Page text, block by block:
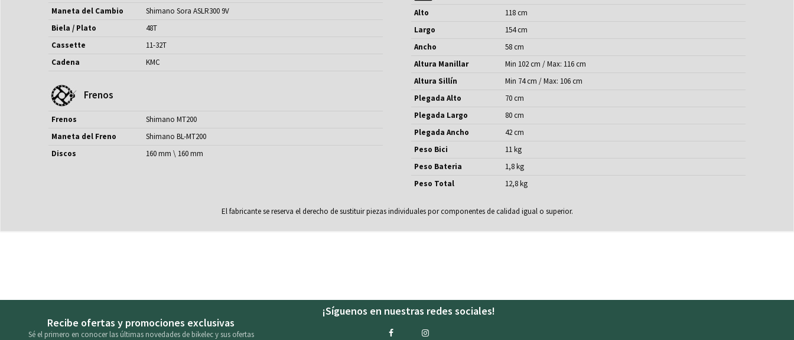
Maneta del Cambio
Shimano Sora ASLR300 9V
Biela / Plato
48T
Cassette
11-32T
Cadena
KMC
Frenos
Frenos
Shimano MT200
Maneta del Freno
Shimano BL-MT200
Discos
160 mm \ 160 mm
Alto
118 cm
Largo
154 cm
Ancho
58 cm
Altura Manillar
Min 102 cm / Max: 116 cm
Altura Sillín
Min 74 cm / Max: 106 cm
Plegada Alto
70 cm
Plegada Largo
80 cm
Plegada Ancho
42 cm
Peso Bici
11 kg
Peso Bateria
1,8 kg
Peso Total
12,8 kg
El fabricante se reserva el derecho de sustituir piezas individuales por componentes de calidad igual o superior.
Recibe ofertas y promociones exclusivas
Sé el primero en conocer las últimas novedades de bikelec y sus ofertas
¡Síguenos en nuestras redes sociales!